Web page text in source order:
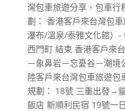
灣包車旅遊分享、包車行
劃： 香港客戶來台灣包
瀑布/溫泉/泰雅文化館）-
西門町 結束 香港客戶來
－象鼻岩－忘憂谷－潮
陸客戶來台灣包車旅遊包
規劃： 18號 三重出發→
飯店 新順利民宿 19號一